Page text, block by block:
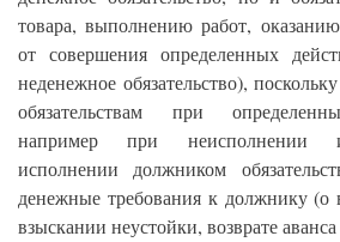
товара, выполнению работ,
от совершения определенных
неденежное обязательство),
обязательствам при
например при неисполнении
исполнении должником
денежные требования к должнику (о
взыскании неустойки, возврате